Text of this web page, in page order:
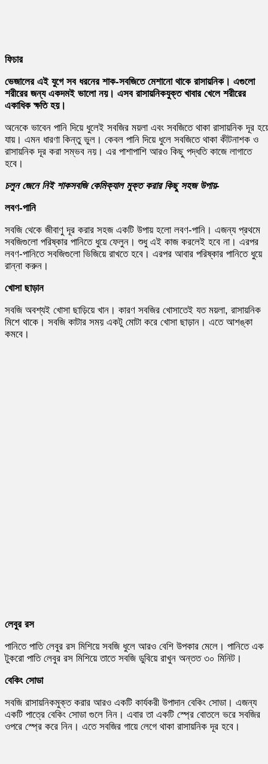
ফিচার
ভেজালের এই যুগে সব ধরনের শাক-সবজিতে মেশানো থাকে রাসায়নিক। এগুলো
শরীরের জন্য একদমই ভালো নয়। এসব রাসায়নিকযুক্ত খাবার খেলে শরীরের
একাধিক ক্ষতি হয়।
অনেকে ভাবেন পানি দিয়ে ধুলেই সবজির ময়লা এবং সবজিতে থাকা রাসায়নিক দূর
যায়। এমন ধারণা কিন্তু ভুল। কেবল পানি দিয়ে ধুলে সবজিতে থাকা কীটনাশক ও
রাসায়নিক দূর করা সম্ভব নয়। এর পাশাপাশি আরও কিছু পদ্ধতি কাজে লাগাতে
হবে।
চলুন জেনে নিই শাকসবজি কেমিক্যাল মুক্ত করার কিছু সহজ উপায়-
লবণ-পানি
সবজি থেকে জীবাণু দূর করার সহজ একটি উপায় হলো লবণ-পানি। এজন্য প্রথমে
সবজিগুলো পরিষ্কার পানিতে ধুয়ে ফেলুন। শুধু এই কাজ করলেই হবে না। এরপর
লবণ-পানিতে সবজিগুলো ভিজিয়ে রাখতে হবে। এরপর আবার পরিষ্কার পানিতে ধুয়ে
রান্না করুন।
খোসা ছাড়ান
সবজি অবশ্যই খোসা ছাড়িয়ে খান। কারণ সবজির খোসাতেই যত ময়লা, রাসায়নিক
মিশে থাকে। সবজি কাটার সময় একটু মোটা করে খোসা ছাড়ান। এতে আশঙ্কা
কমবে।
লেবুর রস
পানিতে পাতি লেবুর রস মিশিয়ে সবজি ধুলে আরও বেশি উপকার মেলে। পানিতে এক
টুকরো পাতি লেবুর রস মিশিয়ে তাতে সবজি ডুবিয়ে রাখুন অন্তত ৩০ মিনিট।
বেকিং সোডা
সবজি রাসায়নিকমুক্ত করার আরও একটি কার্যকরী উপাদান বেকিং সোডা। এজন্য
একটি পাত্রে বেকিং সোডা গুলে নিন। এবার তা একটি স্প্রে বোতলে ভরে সবজির
ওপরে স্প্রে করে নিন। এতে সবজির গায়ে লেগে থাকা রাসায়নিক দূর হবে।